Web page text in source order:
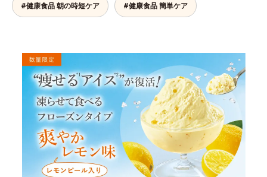
#健康食品 朝の時短ケア #健康食品 簡単ケア